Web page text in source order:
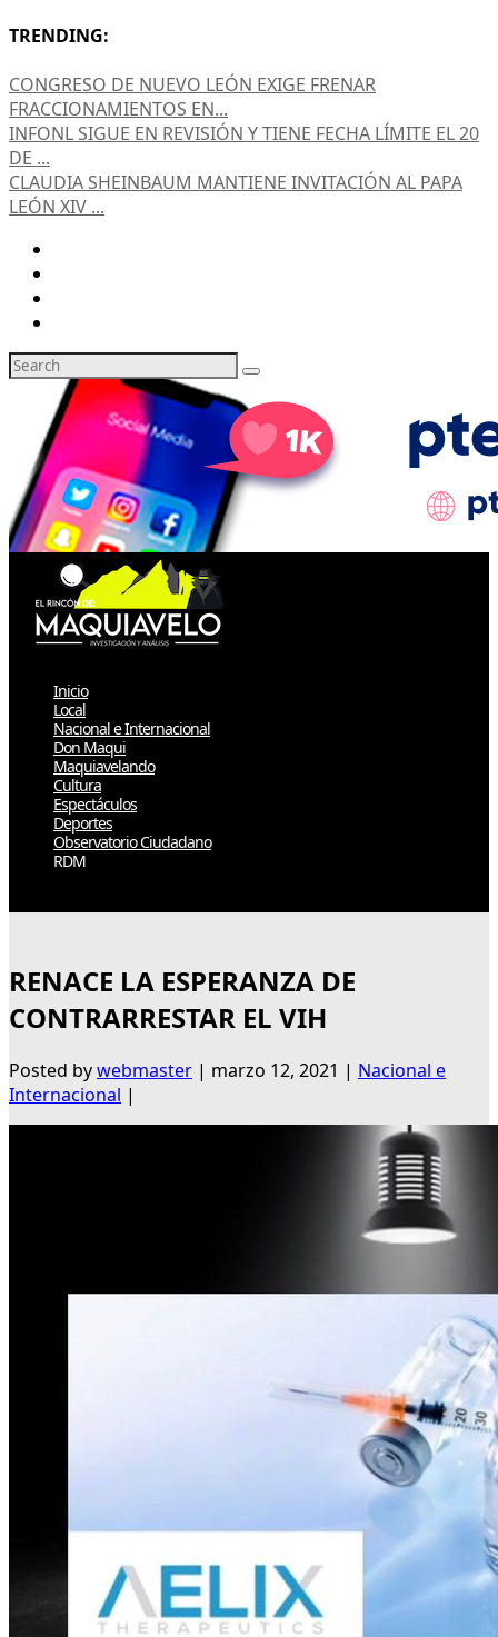
TRENDING:
CONGRESO DE NUEVO LEÓN EXIGE FRENAR
FRACCIONAMIENTOS EN...
INFONL SIGUE EN REVISIÓN Y TIENE FECHA LÍMITE EL 20
DE ...
CLAUDIA SHEINBAUM MANTIENE INVITACIÓN AL PAPA
LEÓN XIV ...
Inicio
Local
Nacional e Internacional
Don Maqui
Maquiavelando
Cultura
Espectáculos
Deportes
Observatorio Ciudadano
RDM
RENACE LA ESPERANZA DE
CONTRARRESTAR EL VIH
Posted bywebmaster | marzo 12, 2021 | Nacional e
Internacional |